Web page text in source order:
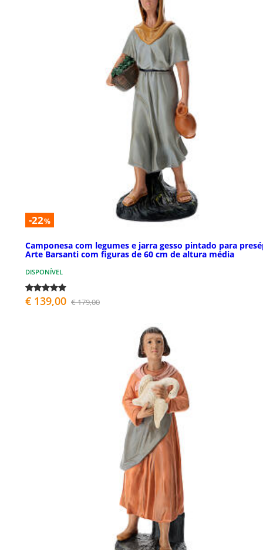
-22%
Camponesa com legumes e jarra gesso pintado para
Arte Barsanti com figuras de 60 cm de altura média
DISPONÍVEL
€ 139,00 € 179,00